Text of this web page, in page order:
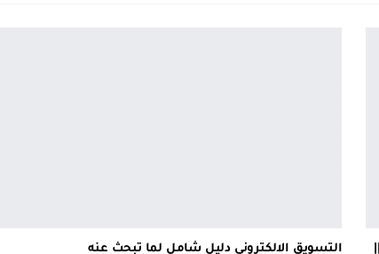
التسويق الالكتروني دليل شامل لما تبحث عنه